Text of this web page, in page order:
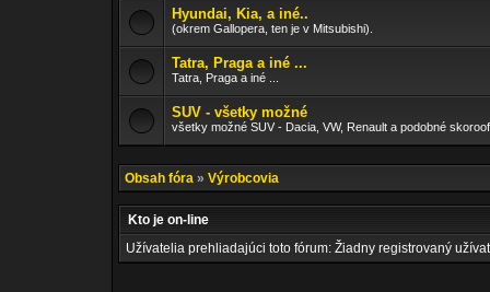
Hyundai, Kia, a iné..
(okrem Gallopera, ten je v Mitsubishi).
Tatra, Praga a iné ...
Tatra, Praga a iné ...
SUV - všetky možné
všetky možné SUV - Dacia, VW, Renault a podobné
Obsah fóra » Výrobcovia
Kto je on-line
Užívatelia prehliadajúci toto fórum: Žiadny registrovaný